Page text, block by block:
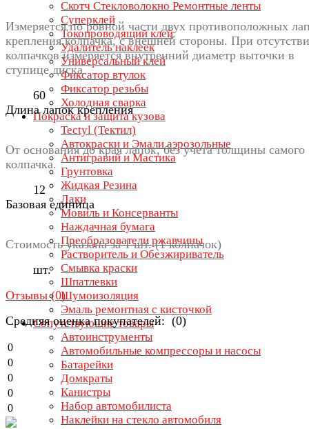
Скотч Стекловолокно Ремонтные ленты
Суперклей
Токопроводящий клей
Удалитель наклеек
Универсальный клей
Фиксатор втулок
Фиксатор резьбы
Холодная сварка
Покраска и защита кузова
Tectyl (Тектил)
Автокраски и Эмали аэрозольные
Антигравий и Мастика
Грунтовка
Жидкая Резина
Лаки
Мовиль и Консерванты
Наждачная бумага
Преобразователи ржавчины
Растворитель и Обезжириватель
Смывка краски
Шпатлевки
Шумоизоляция
Эмаль ремонтная с кисточкой
Сопутствующие товары
Автоинструменты
Автомобильные компрессоры и насосы
Батарейки
Домкраты
Канистры
Набор автомобилиста
Наклейки на стекло автомобиля
Измеряется по ровной части двух противоположных
крепления колпачка, с внешней стороны. При
колпачков измеряется внутренний диаметр выточки в
ступице диска
60
Длина лапок крепления
От основания до края лапок, без учета толщины самого
колпачка.
12
Базовая единица
Стоимость указана за 1 шт. (1 колпачок)
шт.
Отзывы (0)
Средняя оценка покупателей: (0)
0
0
0
0
0